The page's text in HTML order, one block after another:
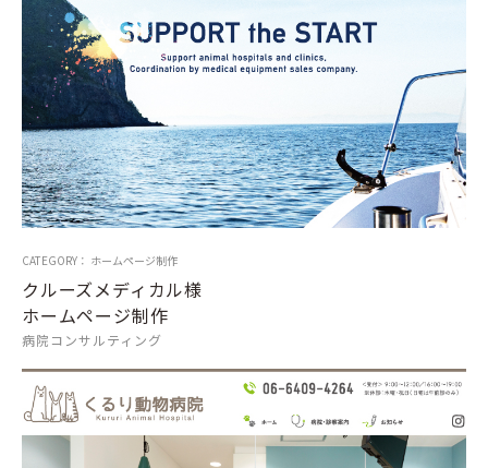
CATEGORY： ホームページ制作
クルーズメディカル様
ホームページ制作
病院コンサルティング